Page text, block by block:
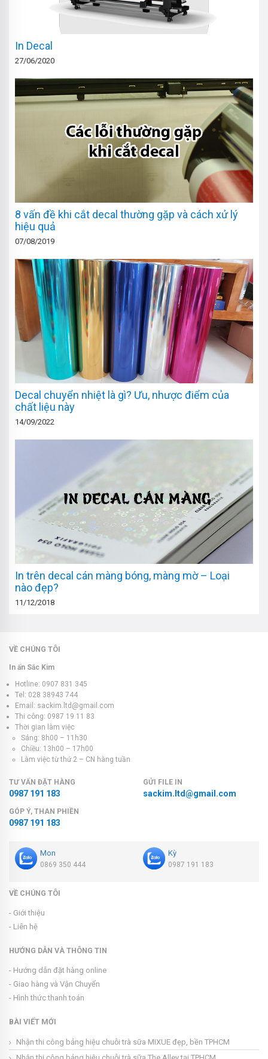
In Decal
27/06/2020
8 vấn đề khi cắt decal thường gặp và cách xử lý
hiệu quả
07/08/2019
Decal chuyển nhiệt là gì? Ưu, nhược điểm của
chất liệu này
14/09/2022
In trên decal cán màng bóng, màng mờ – Loại
nào đẹp?
11/12/2018
VỀ CHÚNG TÔI
In ấn Sắc Kim
Hotline: 0907 831 345
Tel: 028 38943 744
Email: sackim.ltd@gmail.com
Thi công: 0987 19 11 83
Thời gian làm việc
Sáng: 8h00 – 11h30
Chiều: 13h00 – 17h00
Làm việc từ thứ 2 – CN hàng tuần
TƯ VẤN ĐẶT HÀNG
0987 191 183
GỬI FILE IN
sackim.ltd@gmail.com
GÓP Ý, THAN PHIỀN
0987 191 183
Mon
0869 350 444
Kỳ
0987 191 183
VỀ CHÚNG TÔI
- Giới thiệu
- Liên hệ
HƯỚNG DẪN VÀ THÔNG TIN
- Hướng dẫn đặt hàng online
- Giao hàng và Vận Chuyển
- Hình thức thanh toán
BÀI VIẾT MỚI
Nhận thi công bảng hiệu chuỗi trà sữa MIXUE đẹp, bền TPHCM